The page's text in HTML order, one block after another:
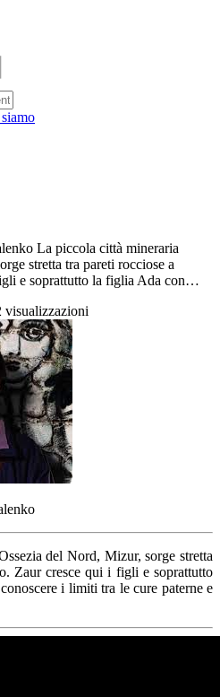
La piccola città mineraria
stretta tra pareti rocciose a
e soprattutto la figlia Ada con…
visualizzazioni
del Nord, Mizur, sorge stretta
Zaur cresce qui i figli e soprattutto
i limiti tra le cure paterne e